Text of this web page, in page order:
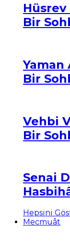
Bir
Yaman
Bir
Vehbi
Bir
Senai
Hepsini
Mecmuât